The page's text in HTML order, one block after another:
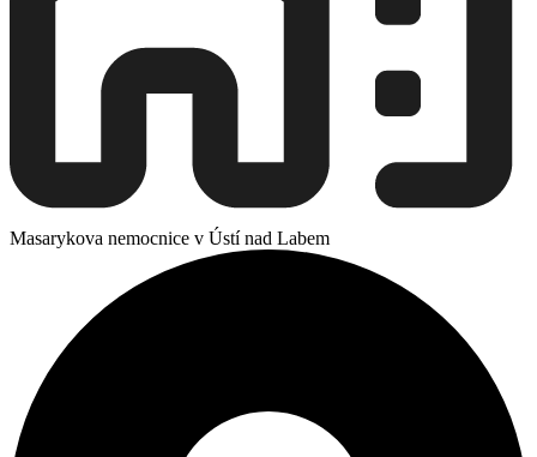
Masarykova nemocnice v Ústí nad Labem